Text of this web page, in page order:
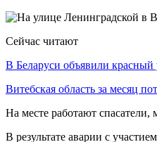
Сейчас читают
В Беларуси объявили
Витебская область за месяц
На месте работают
В результате аварии с